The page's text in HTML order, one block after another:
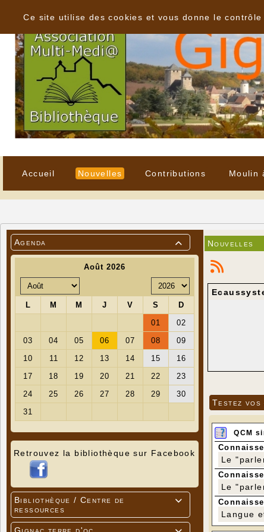
Accueil Nouvelles Contributions Moulin

Agenda
Retrouvez la bibliothèque sur Facebook

Bibliothèque / Centre de
ressources
Nouvelles
Testez vos
QCM
Le
Le
Langue
Ce site utilise des cookies et vous donne le